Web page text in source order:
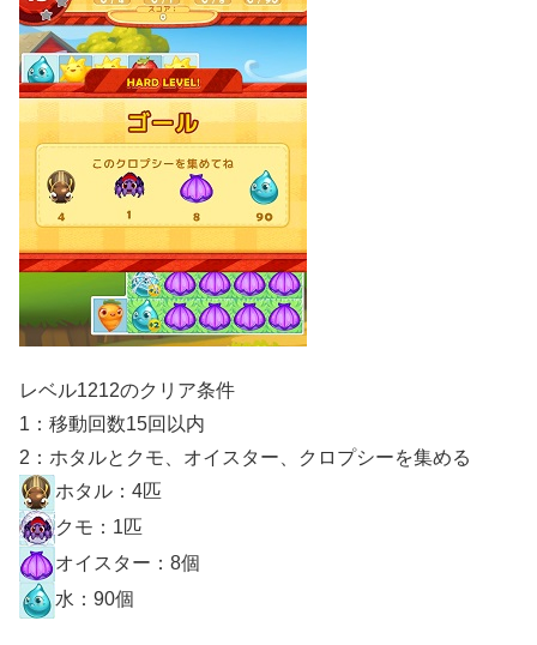
レベル1212のクリア条件
1：移動回数15回以内
2：ホタルとクモ、オイスター、クロプシーを集める
ホタル：4匹
クモ：1匹
オイスター：8個
水：90個